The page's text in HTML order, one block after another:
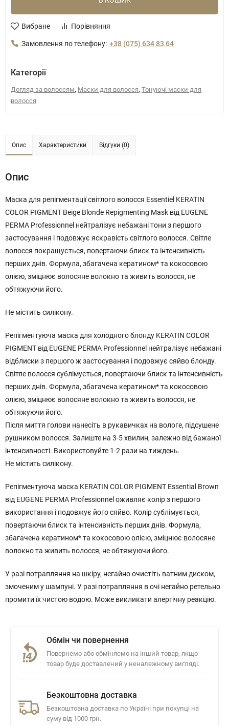
Вибране Порівняння
Замовлення по телефону: +38 (075) 634 83 64
Категорії
Догляд за волоссям, Маски для волосся, Тонуючі маски для
волосся
Опис Характеристики Відгуки (0)
Опис
Маска для репігментації світлого волосся Essentiel KERATIN
COLOR PIGMENT Beige Blonde Repigmenting Mask від EUGENE
PERMA Professionnel нейтралізує небажані тони з першого
застосування і подовжує яскравість світлого волосся. Світле
волосся покращується, повертаючи блиск та інтенсивність
перших днів. Формула, збагачена кератином* та кокосовою
олією, зміцнює волосяне волокно та живить волосся, не
обтяжуючи його.
Не містить силікону.
Репігментуюча маска для холодного блонду KERATIN COLOR
PIGMENT від EUGENE PERMA Professionnel нейтралізує небажані
відблиски з першого ж застосування і подовжує сяйво блонду.
Світле волосся сублімується, повертаючи блиск та інтенсивність
перших днів. Формула, збагачена кератином* та кокосовою
олією, зміцнює волосяне волокно та живить волосся, не
обтяжуючи його.
Після миття голови нанесіть в рукавичках на вологе, підсушене
рушником волосся. Залиште на 3-5 хвилин, залежно від бажаної
інтенсивності. Використовуйте 1-2 рази на тиждень.
Не містить силікону.
Репігментуюча маска KERATIN COLOR PIGMENT Essential Brown
від EUGENE PERMA Professionnel оживляє колір з першого
використання і подовжує його сяйво. Колір сублімується,
повертаючи блиск та інтенсивність перших днів. Формула,
збагачена кератином* та кокосовою олією, зміцнює волосяне
волокно та живить волосся, не обтяжуючи його.
У разі потрапляння на шкіру, негайно очистіть ватним диском,
змоченим у шампуні. У разі потрапляння в очі негайно ретельно
промити їх чистою водою. Може викликати алергічну реакцію.
Обмін чи повернення
Повернемо або обміняємо на інший товар, якщо
товар буде доставлений у неналежному вигляді.
Безкоштовна доставка
Безкоштовна доставка по Україні при покупці на
суму від 1000 грн.